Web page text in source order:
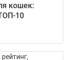
кошек:
10